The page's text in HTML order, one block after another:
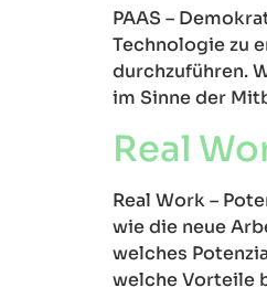
PAAS –
Technologie zu
durchzuführen.
im Sinne der
Real
Real Work –
wie die neue
welches
welche Vorteile